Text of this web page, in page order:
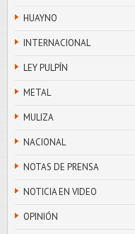
HUAYNO
INTERNACIONAL
LEY PULPÍN
METAL
MULIZA
NACIONAL
NOTAS DE PRENSA
NOTICIA EN VIDEO
OPINIÓN